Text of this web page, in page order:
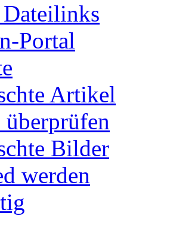
Portal
Artikel
Bilder
werden